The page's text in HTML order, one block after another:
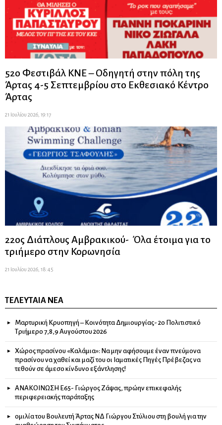
52ο Φεστιβάλ ΚΝΕ – Οδηγητή στην πόλη της
Άρτας 4-5 Σεπτεμβρίου στο Εκθεσιακό Κέντρο
Άρτας
21 Ιουλίου 2026, 19:17
22ος Διάπλους Αμβρακικού- Όλα έτοιμα για το
τριήμερο στην Κορωνησία
21 Ιουλίου 2026, 18:45
ΤΕΛΕΥΤΑΊΑ ΝΈΑ
Μαρτυρική Κρυοπηγή – Κοινότητα Δημιουργίας- 2ο Πολιτιστικό
Τριήμερο 7,8,9 Αυγούστου 2026
Χώρος πρασίνου «Καλάμια»: Να μην αφήσουμε έναν πνεύμονα
πρασίνου να χαθεί και μαζί του οι Ιαματικές Πηγές Πρέβεζας να
τεθούν σε άμεσο κίνδυνο εξάντλησης!
ΑΝΑΚΟΙΝΩΣΗ Ε65- Γιώργος Ζάψας, πρώην επικεφαλής
περιφερειακής παράταξης
ομιλία του Βουλευτή Άρτας ΝΔ Γιώργου Στύλιου στη βουλή για την